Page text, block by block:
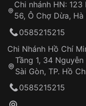
Từ khóa SEO:
Khách hàng
Đảm bảo
Đồng hành
trình sử dụng
Chi nhánh HN:
56, Ô Chợ Dừa,
0585215215
Chi Nhánh Hồ Chí
Tầng 1, 34
Sài Gòn, TP. Hồ
0585215215